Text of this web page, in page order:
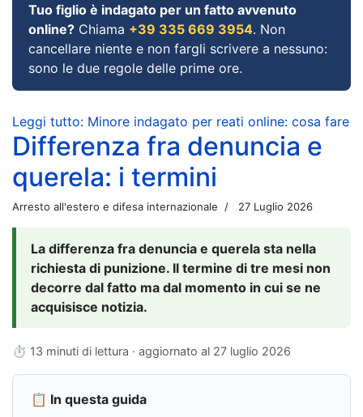
Tuo figlio è indagato per un fatto avvenuto
online? Chiama +39 335 669 3954. Non
cancellare niente e non fargli scrivere a nessuno:
sono le due regole delle prime ore.
Leggi tutto: Minore indagato per reati online: cosa fare
Differenza fra denuncia e
querela: i termini
Arresto all'estero e difesa internazionale 27 Luglio 2026
La differenza fra denuncia e querela sta nella
richiesta di punizione. Il termine di tre mesi non
decorre dal fatto ma dal momento in cui se ne
acquisisce notizia.
⏱ 13 minuti di lettura · aggiornato al 27 luglio 2026
📋 In questa guida